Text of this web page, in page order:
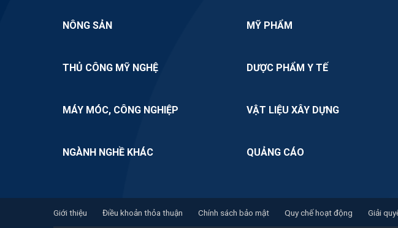
NÔNG SẢN MỸ PHẨM
THỦ CÔNG MỸ NGHỆ DƯỢC PHẨM Y TẾ
MÁY MÓC, CÔNG NGHIỆP VẬT LIỆU XÂY DỰNG
NGÀNH NGHỀ KHÁC QUẢNG CÁO
Giới thiệu Điều khoản thỏa thuận Chính sách bảo mật Quy chế hoạt động Giải